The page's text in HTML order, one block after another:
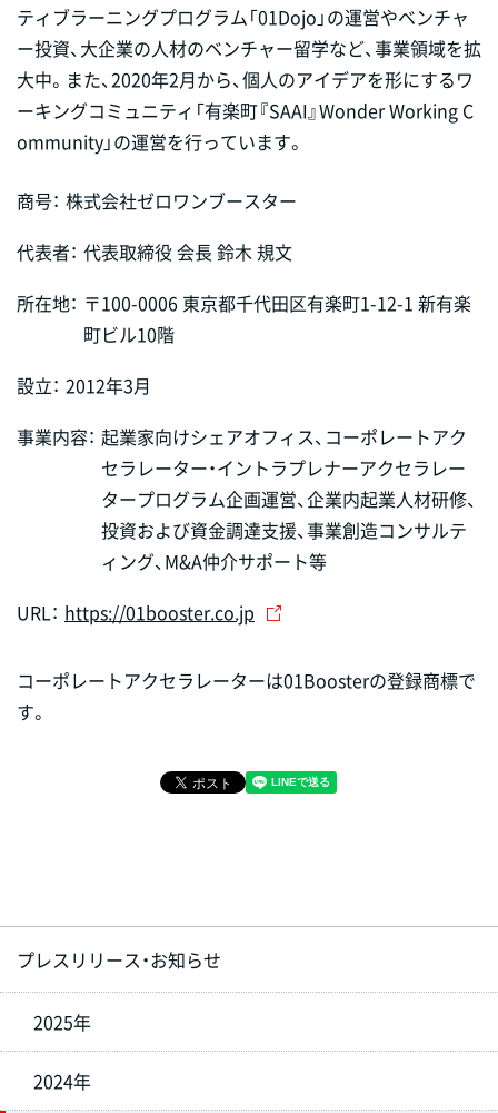
ティブラーニングプログラム「01Dojo」の運営やベンチャ
ー投資、大企業の人材のベンチャー留学など、事業領域を拡
大中。また、2020年2月から、個人のアイデアを形にするワ
ーキングコミュニティ「有楽町『SAAI』Wonder Working C
ommunity」の運営を行っています。
商号： 株式会社ゼロワンブースター
代表者： 代表取締役 会長 鈴木 規文
所在地： 〒100-0006 東京都千代田区有楽町1-12-1 新有楽
町ビル10階
設立： 2012年3月
事業内容： 起業家向けシェアオフィス、コーポレートアク
セラレーター・イントラプレナーアクセラレー
タープログラム企画運営、企業内起業人材研修、
投資および資金調達支援、事業創造コンサルテ
ィング、M&A仲介サポート等
URL： https://01booster.co.jp
コーポレートアクセラレーターは01Boosterの登録商標で
す。
プレスリリース・お知らせ
2025年
2024年